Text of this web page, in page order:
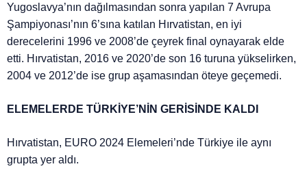
Yugoslavya’nın dağılmasından sonra yapılan 7 Avrupa
Şampiyonası’nın 6’sına katılan Hırvatistan, en iyi
derecelerini 1996 ve 2008’de çeyrek final oynayarak elde
etti. Hırvatistan, 2016 ve 2020’de son 16 turuna yükselirken,
2004 ve 2012’de ise grup aşamasından öteye geçemedi.
ELEMELERDE TÜRKİYE’NİN GERİSİNDE KALDI
Hırvatistan, EURO 2024 Elemeleri’nde Türkiye ile aynı
grupta yer aldı.